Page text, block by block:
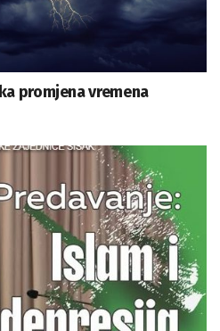
promjena vremena